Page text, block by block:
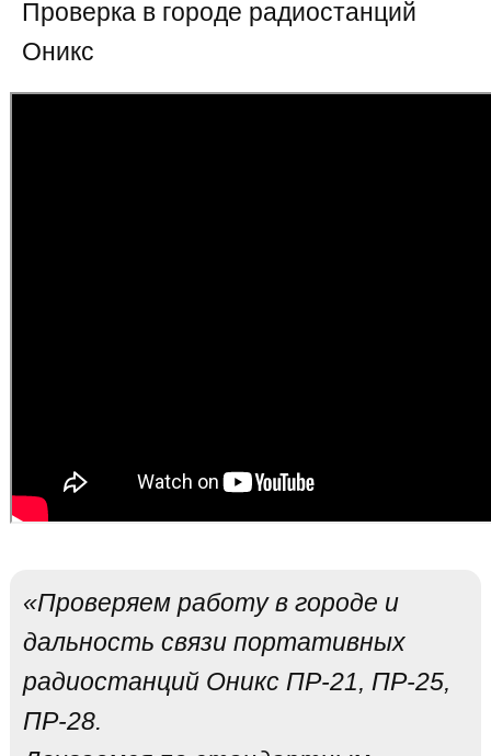
Проверка в городе радиостанций
Оникс
«Проверяем работу в городе и
дальность связи портативных
радиостанций Оникс ПР-21, ПР-25,
ПР-28.